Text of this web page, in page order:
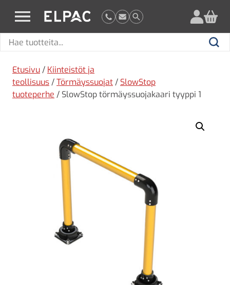
elpac.fi
Hae
Hae
Etusivu / Kiinteistöt ja
teollisuus /Törmäyssuojat / SlowStop
tuoteperhe / SlowStop törmäyssuojakaari tyyppi 1